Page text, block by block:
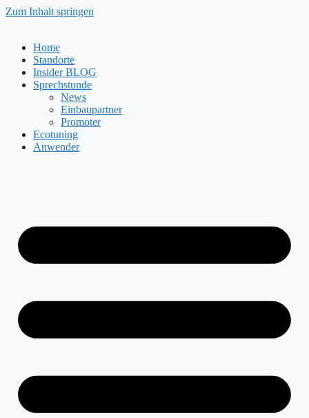
Zum Inhalt springen
Home
Standorte
Insider BLOG
Sprechstunde
News
Einbaupartner
Promoter
Ecotuning
Anwender